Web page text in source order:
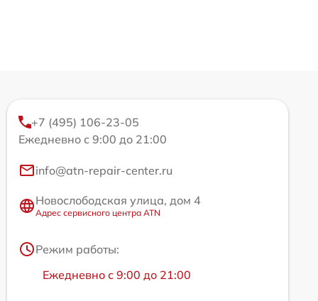
+7 (495) 106-23-05
Ежедневно с 9:00 до 21:00
info@atn-repair-center.ru
Новослободская улица, дом 4
Адрес сервисного центра ATN
Режим работы:
Ежедневно с 9:00 до 21:00